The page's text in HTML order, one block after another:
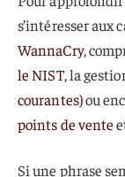
s’intéresser aux
WannaCry,
le NIST, la
courantes)ou
points de vente
Si une phrase